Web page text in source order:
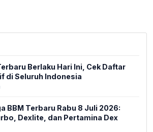
Berlaku Hari Ini, Cek Daftar
di Seluruh Indonesia
BBM Terbaru Rabu 8 Juli 2026:
Dexlite, dan Pertamina Dex